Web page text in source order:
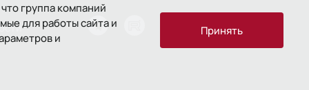
группа компаний
для работы сайта и
и
Принять